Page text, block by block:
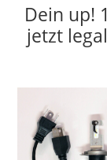
Dein up!
jetzt